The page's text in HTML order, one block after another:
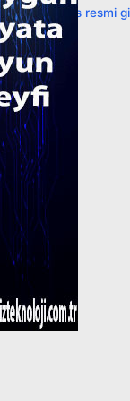
primebahis resmi